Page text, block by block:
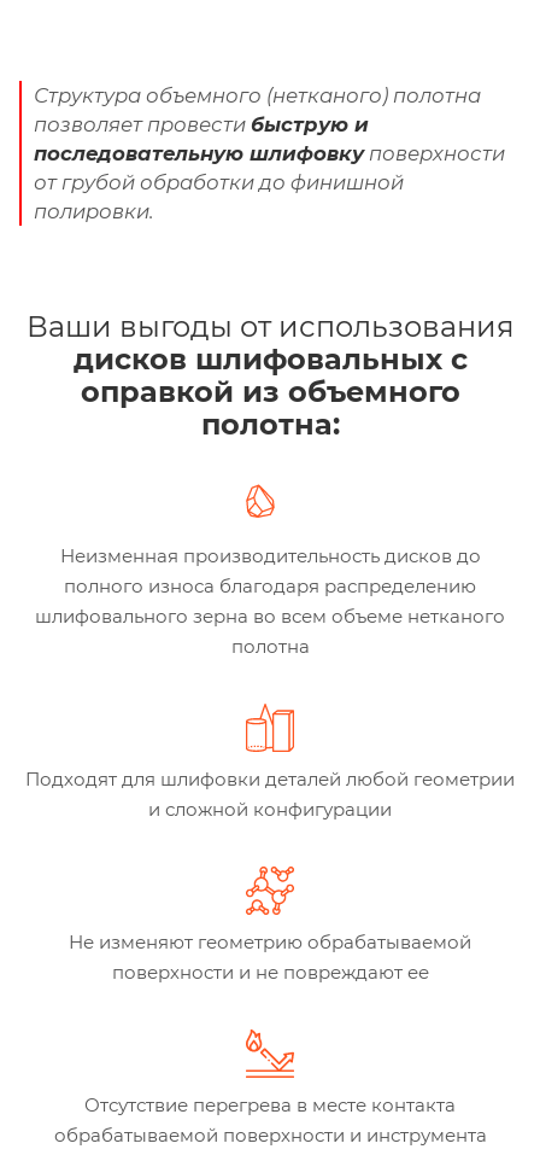
Структура объемного (нетканого) полотна
позволяет провести быструю и
последовательную шлифовкуповерхности
от грубой обработки до финишной
полировки.
Ваши выгоды от использования
дисков шлифовальных с
оправкой из объемного
полотна:
Неизменная производительность дисков до
полного износа благодаря распределению
шлифовального зерна во всем объеме нетканого
полотна
Подходят для шлифовки деталей любой геометрии
и сложной конфигурации
Не изменяют геометрию обрабатываемой
поверхности и не повреждают ее
Отсутствие перегрева в месте контакта
обрабатываемой поверхности и инструмента